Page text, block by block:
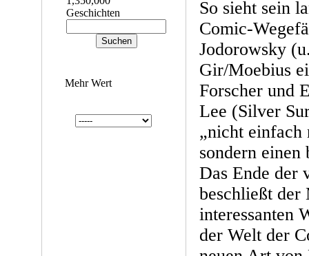
Geschichten
Mehr Wert
So sieht sein
Comic-
Jodorowsky
Gir/Moebius
Forscher und
Lee (Silver
„nicht einfach
sondern
Das Ende der
beschließt der
interessanten
der Welt der